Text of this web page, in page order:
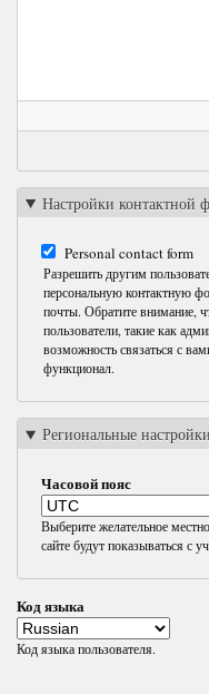
Настройки контактной
Personal contact form
Разрешить другим
персональную контактную
почты. Обратите внимание,
пользователи, такие как
возможность связаться с
функционал.
Региональные настройки
Часовой пояс
Выберите желательное
сайте будут показываться с
Код языка
Код языка пользователя.